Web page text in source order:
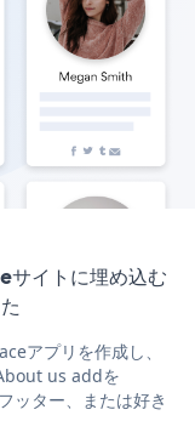
イトに埋め込む
アプリを作成し、
us addを
ッター、または好き